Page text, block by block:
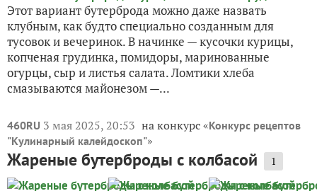
Этот вариант бутерброда можно даже назвать
клубным, как будто специально созданным для
тусовок и вечеринок. В начинке — кусочки курицы,
копченая грудинка, помидоры, маринованные
огурцы, сыр и листья салата. Ломтики хлеба
смазываются майонезом —...
460RU 3 мая 2025, 20:53 на конкурс «Конкурс рецептов
"Кулинарный калейдоскоп"»
Жареные бутерброды с колбасой 1